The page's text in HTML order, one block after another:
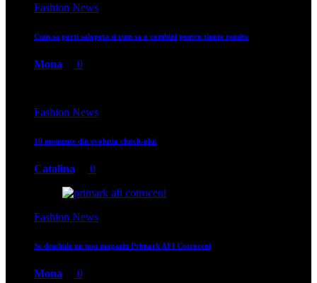
Fashion News
Cum sa porti salopeta si cum sa o combini pentru tinute reusite
Mona 0
Fashion News
10 momente din evolutia clutch-ului
Catalina 0
Fashion News
Se deschide un nou magazin Primark AFI Cotroceni
Mona 0